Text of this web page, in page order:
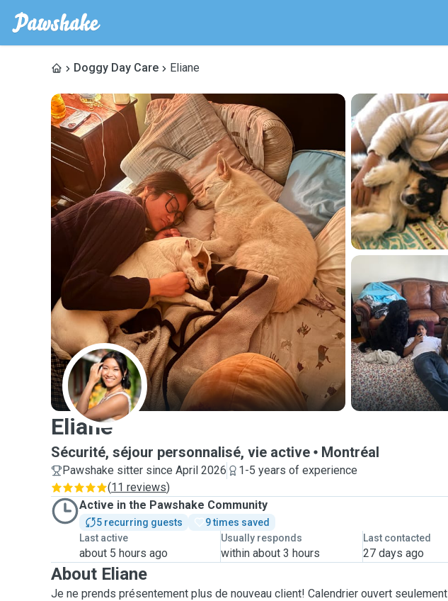
Doggy Day Care Eliane
E
Eliane
Sécurité, séjour personnalisé, vie active Montréal
Pawshake sitter since April 2026
1-5 years of experience
(11 reviews)
Active in the Pawshake Community
5 recurring guests
9 times saved
Last active
about 5 hours ago
Usually responds
within about 3 hours
Last contacted
27 days ago
About Eliane
Je ne prends présentement plus de nouveau client! Calendrier ouvert seulement